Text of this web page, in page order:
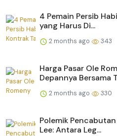
4 Pemain Persib
yang Harus Di...
2 months ago 343
Harga Pasar Ole
Depannya Bersama
2 months ago 330
Polemik
Lee: Antara Leg...